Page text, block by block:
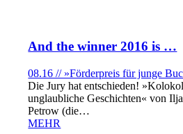
And the winner 2016 is …
08.16 // »Förderpreis für junge
Die Jury hat entschieden!
unglaubliche Geschichten« von
Petrow (die…
MEHR